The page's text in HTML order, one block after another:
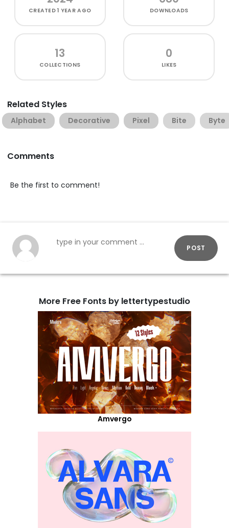
CREATED1 YEAR AGO DOWNLOADS
13
COLLECTIONS
0
LIKES
Related Styles
Alphabet Decorative Pixel Bite Byte
Comments
Be the first to comment!
POST
More Free Fonts by lettertypestudio
Amvergo